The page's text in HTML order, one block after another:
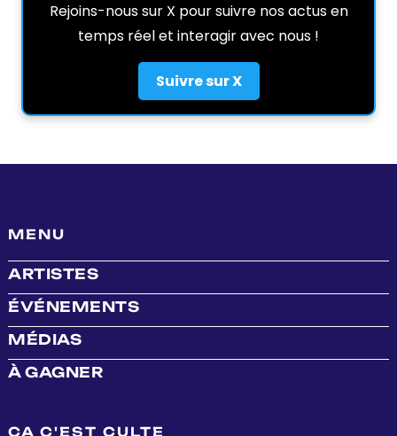
Rejoins-nous sur X pour suivre nos actus en
temps réel et interagir avec nous !
Suivre sur X
MENU
ARTISTES
ÉVÉNEMENTS
MÉDIAS
À GAGNER
ÇA C'EST CULTE